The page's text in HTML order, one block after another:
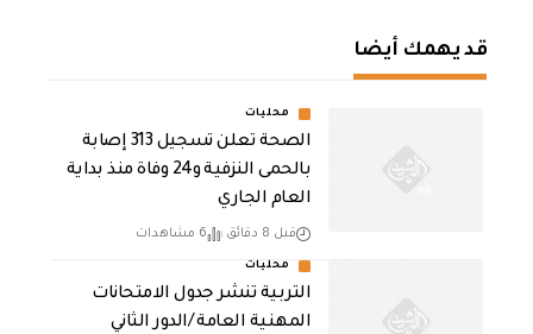
قد يهمك أيضا
محليات
الصحة تعلن تسجيل 313 إصابة
بالحمى النزفية و24 وفاة منذ بداية
العام الجاري
قبل 8 دقائق 6 مشاهدات
محليات
التربية تنشر جدول الامتحانات
المهنية العامة /الدور الثاني